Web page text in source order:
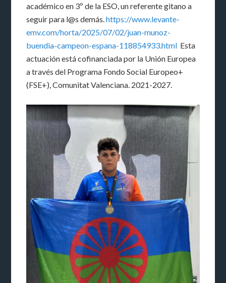
académico en 3º de la ESO, un referente gitano a
seguir para l@s demás.https://www.levante-
emv.com/horta/2025/07/02/juan-munoz-
buendia-campeon-espana-118854933.html Esta
actuación está cofinanciada por la Unión Europea
a través del Programa Fondo Social Europeo+
(FSE+), Comunitat Valenciana. 2021-2027.